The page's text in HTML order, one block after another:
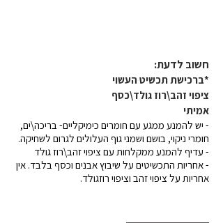
חשוב לדעת:​
*ברכישת תכשיט העשוי
ציפוי זהב\רוז גולד\כסף
אמיתי
- יש להמנע ממגע עם חומרים כימיקליים- בריכה\ים,
חומרי ניקוי, בושם ושמני גוף העלולים לגרום לשחיקה.
- עדיף להמנע ממקלחות עם ציפוי זהב\רוז גולד
- אחריות התכשיטים על שיבוץ אבנים וכסף בלבד. אין
אחריות על ציפוי זהב וציפוי רוזגולד.